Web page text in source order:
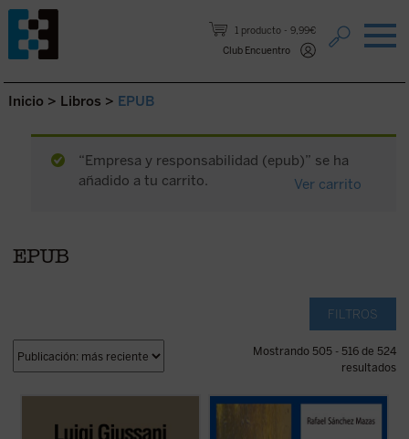
1 producto
9,99€
Club Encuentro
Saltar al contenido.
Inicio > Libros > EPUB
“Empresa y responsabilidad (epub)” se ha
añadido a tu carrito.
Ver carrito
EPUB
FILTROS
Mostrando 505 - 516 de 524
resultados
en la libertad y en la responsabilidad. El
embajada de Chile en Madrid durante la